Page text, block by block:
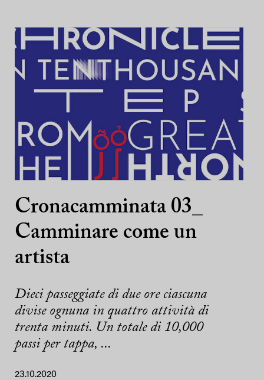
Cronacamminata 03_
Camminare come un
artista
Dieci passeggiate di due ore ciascuna
divise ognuna in quattro attività di
trenta minuti. Un totale di 10,000
passi per tappa, ...
23.10.2020